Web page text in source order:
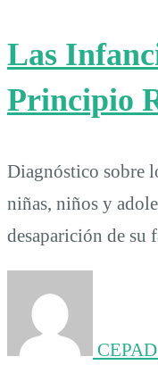
Las
Principio
Diagnóstico sobre
niñas, niños y
desaparición de